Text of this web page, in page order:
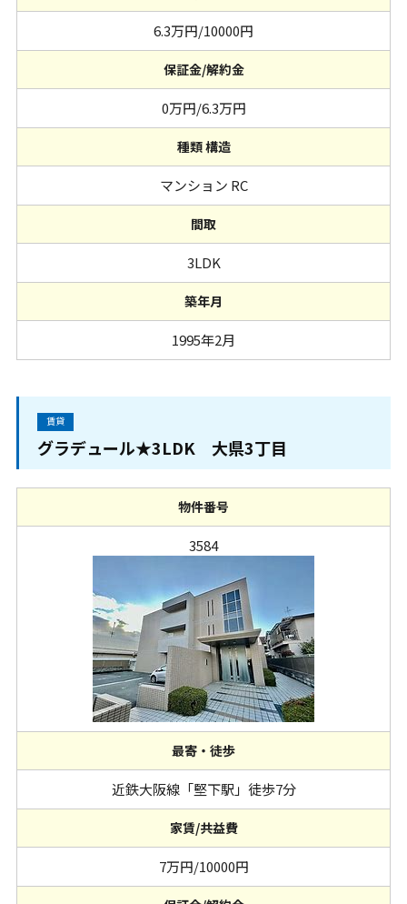
6.3万円/10000円
保証金/解約金
0万円/6.3万円
種類 構造
マンション RC
間取
3LDK
築年月
1995年2月
賃貸
グラデュール★3LDK 大県3丁目
物件番号
3584
最寄・徒歩
近鉄大阪線「堅下駅」徒歩7分
家賃/共益費
7万円/10000円